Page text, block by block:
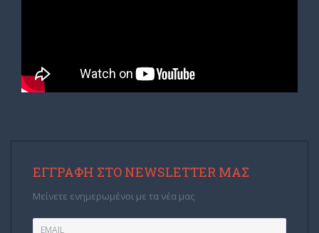
ΕΓΓΡΑΦΉ ΣΤΟ NEWSLETTER ΜΑΣ
Μείνετε ενημερωμένοι με τα νέα μας